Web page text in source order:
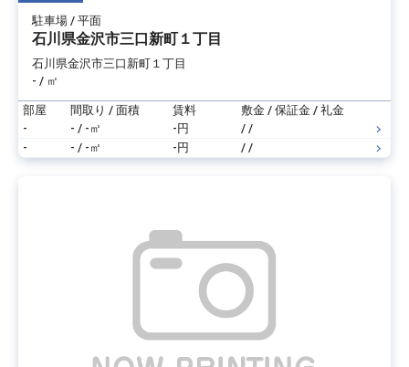
駐車場 / 平面
石川県金沢市三口新町１丁目
石川県金沢市三口新町１丁目
- / ㎡
部屋 間取り / 面積 賃料
敷金 / 保証金 / 礼金
-
- / -㎡ -円
/ /
-
- / -㎡ -円 / /